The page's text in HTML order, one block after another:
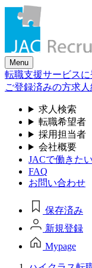
Menu
転職支援サービスに
ご登録済みの方求人
求人検索
転職希望者
採用担当者
会社概要
JACで働きた
FAQ
お問い合わせ
保存済み
新規登録
Mypage